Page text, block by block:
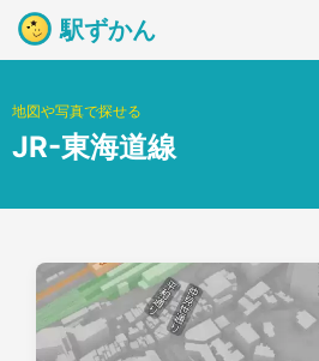
駅ずかん
地図や写真で探せる
JR-東海道線